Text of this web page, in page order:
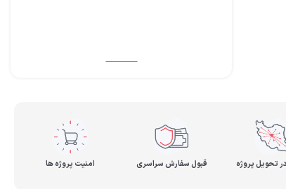
تحویل پروژه قبول سفارش سراسری امنیت پروژه ها